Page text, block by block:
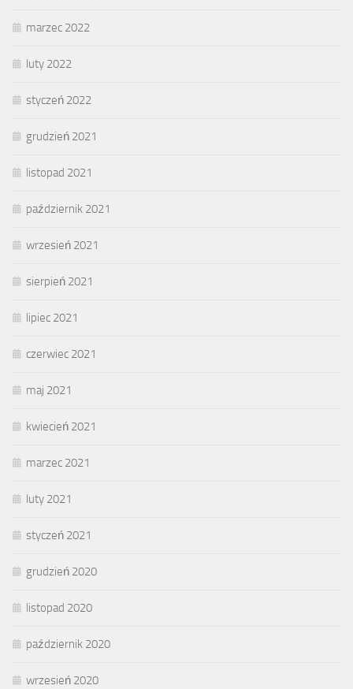
marzec 2022
luty 2022
styczeń 2022
grudzień 2021
listopad 2021
październik 2021
wrzesień 2021
sierpień 2021
lipiec 2021
czerwiec 2021
maj 2021
kwiecień 2021
marzec 2021
luty 2021
styczeń 2021
grudzień 2020
listopad 2020
październik 2020
wrzesień 2020